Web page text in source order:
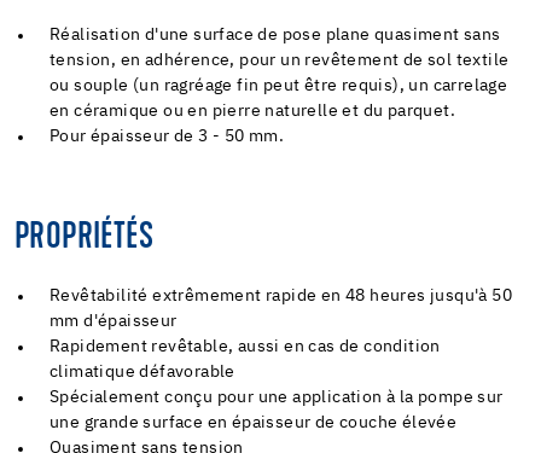
Réalisation d'une surface de pose plane quasiment sans
tension, en adhérence, pour un revêtement de sol textile
ou souple (un ragréage fin peut être requis), un carrelage
en céramique ou en pierre naturelle et du parquet.
Pour épaisseur de 3 - 50 mm.
PROPRIÉTÉS
Revêtabilité extrêmement rapide en 48 heures jusqu'à 50
mm d'épaisseur
Rapidement revêtable, aussi en cas de condition
climatique défavorable
Spécialement conçu pour une application à la pompe sur
une grande surface en épaisseur de couche élevée
Quasiment sans tension